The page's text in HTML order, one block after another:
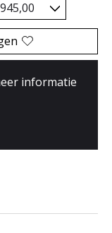
informatie